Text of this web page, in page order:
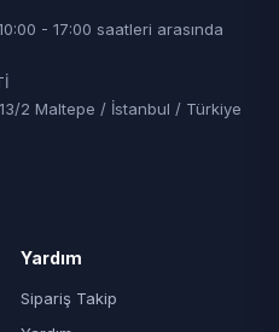
- 17:00 saatleri arasında
2 Maltepe / İstanbul / Türkiye
Yardım
Sipariş Takip